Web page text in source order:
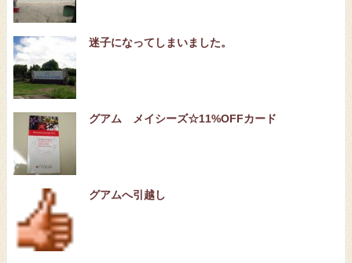
迷子になってしまいました。
グアム メイシーズ☆11%OFFカード
グアムへ引越し